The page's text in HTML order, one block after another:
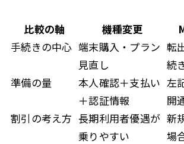
比較の軸 機種変更
手続きの中心 端末購入・プラン
見直し
転
続
準備の量
本人確認＋支払い
＋認証情報
左
開
割引の考え方 長期利用者優遇が
乗りやすい
新
場